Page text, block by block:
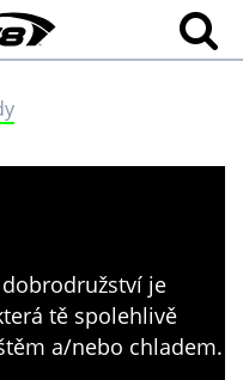
je
tě spolehlivě
a/nebo chladem.